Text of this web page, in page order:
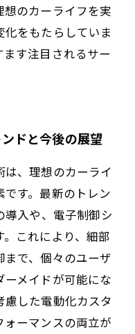
のカーライフを実
をもたらしていま
す注目されるサー
ドと今後の展望
、理想のカーライ
す。最新のトレン
導入や、電子制御シ
これにより、細部
で、個々のユーザ
メイドが可能にな
した電動化カスタ
ーマンスの両立が